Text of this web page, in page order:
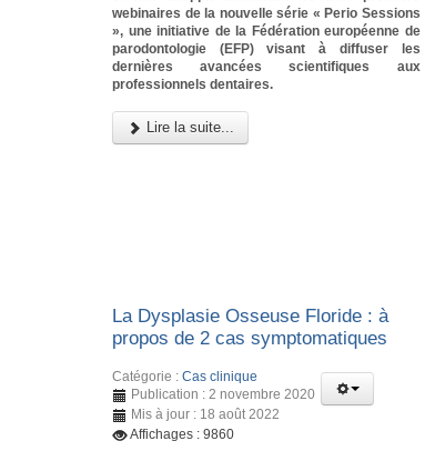
webinaires de la nouvelle série « Perio Sessions
», une initiative de la Fédération européenne de
parodontologie (EFP) visant à diffuser les
dernières avancées scientifiques aux
professionnels dentaires.
Lire la suite...
La Dysplasie Osseuse Floride : à
propos de 2 cas symptomatiques
Catégorie : Cas clinique
Publication : 2 novembre 2020
Mis à jour : 18 août 2022
Affichages : 9860